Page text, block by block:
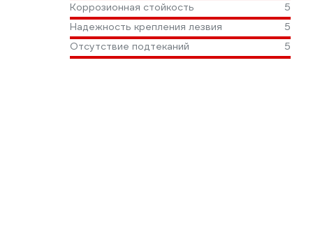
Коррозионная стойкость
5
Надежность крепления лезвия
5
Отсутствие подтеканий
5